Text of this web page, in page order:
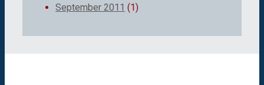
September 2011 (1)